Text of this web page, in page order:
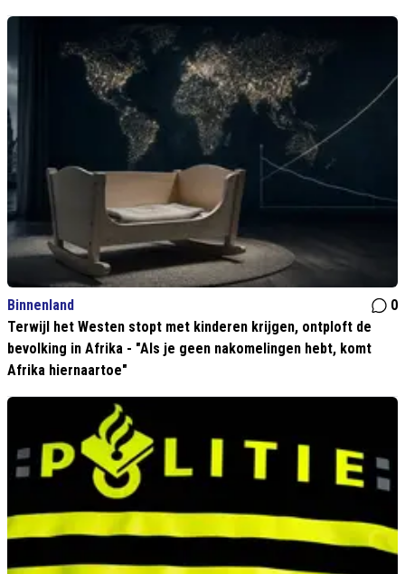
Binnenland
0
Terwijl het Westen stopt met kinderen krijgen, ontploft de
bevolking in Afrika - "Als je geen nakomelingen hebt, komt
Afrika hiernaartoe"